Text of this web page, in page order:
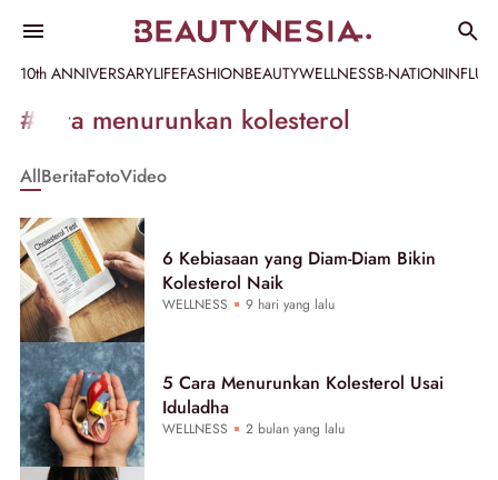
10th ANNIVERSARYLIFEFASHIONBEAUTYWELLNESSB-NATION
Informasi
[GET_DATA_TITLE]
Beautynesia
#cara menurunkan kolesterol
AllBeritaFotoVideo
6 Kebiasaan yang Diam-Diam Bikin
Kolesterol Naik
WELLNESS 9 hari yang lalu
5 Cara Menurunkan Kolesterol Usai
Iduladha
WELLNESS 2 bulan yang lalu